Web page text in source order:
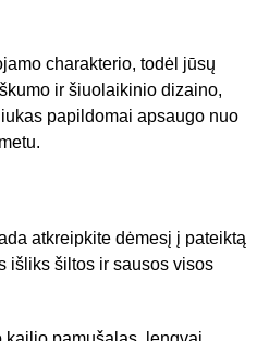
charakterio, todėl jūsų
ir šiuolaikinio dizaino,
papildomai apsaugo nuo
atkreipkite dėmesį į pateiktą
išliks šiltos ir sausos visos